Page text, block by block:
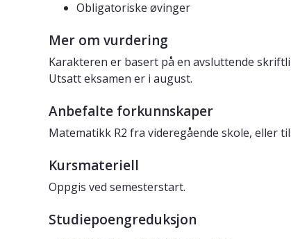
Obligatoriske øvinger
Mer om vurdering
Karakteren er basert på en avsluttende
Utsatt eksamen er i august.
Anbefalte forkunnskaper
Matematikk R2 fra videregående skole, eller
Kursmateriell
Oppgis ved semesterstart.
Studiepoengreduksjon